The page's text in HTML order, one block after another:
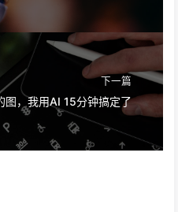
下一篇
图，我用AI 15分钟搞定了